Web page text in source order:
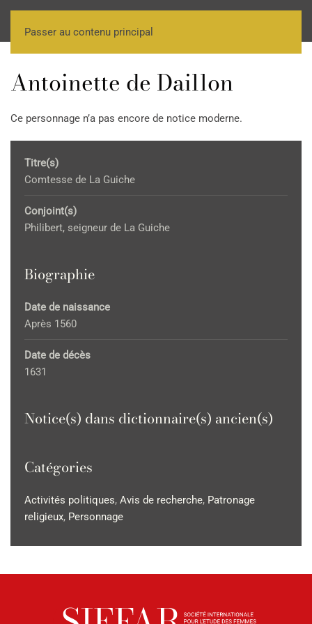
Passer au contenu principal
Antoinette de Daillon
Ce personnage n’a pas encore de notice moderne.
Titre(s)
Comtesse de La Guiche
Conjoint(s)
Philibert, seigneur de La Guiche
Biographie
Date de naissance
Après 1560
Date de décès
1631
Notice(s) dans dictionnaire(s) ancien(s)
Catégories
Activités politiques, Avis de recherche, Patronage
religieux, Personnage